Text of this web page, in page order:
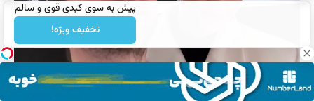
پیش به سوی کبدی قوی و سالم
تخفیف ویژه!